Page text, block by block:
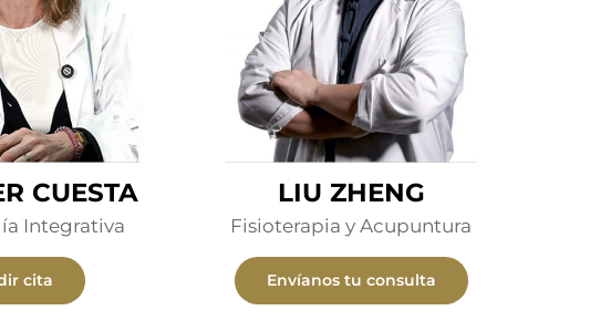
CUESTA
Integrativa
cita
LIU ZHENG
Fisioterapia y Acupuntura
Envíanos tu consulta